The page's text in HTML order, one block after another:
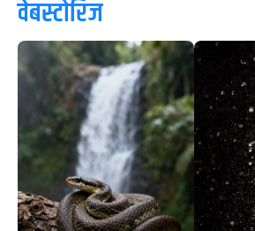
वेबस्टोरिज